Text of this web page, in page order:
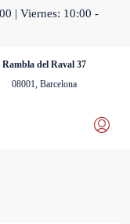
| Viernes: 10:00 -
Rambla del Raval 37
08001, Barcelona